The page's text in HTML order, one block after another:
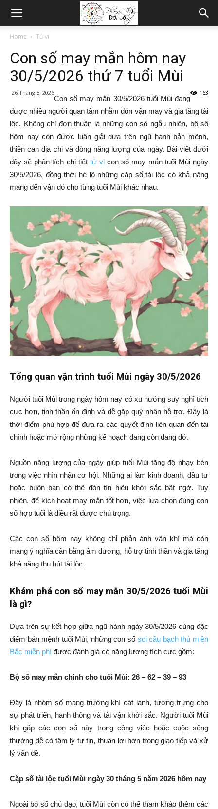
Home Tử vi
Con số may mắn hôm nay
30/5/2026 thứ 7 tuổi Mùi
26 Tháng 5, 2026 163
Con số may mắn 30/5/2026 tuổi Mùi đang
được nhiều người quan tâm nhằm đón vận may và gia tăng tài
lộc. Không chỉ đơn thuần là những con số ngẫu nhiên, bộ số
hôm nay còn được luận giải dựa trên ngũ hành bản mệnh,
thiên can địa chi và dòng năng lượng của ngày. Bài viết dưới
đây sẽ phân tích chi tiết tử vi con số may mắn tuổi Mùi ngày
30/5/2026, đồng thời hé lộ những cặp số tài lộc có khả năng
mang đến vận đỏ cho từng tuổi Mùi khác nhau.
Tổng quan vận trình tuổi Mùi ngày 30/5/2026
Người tuổi Mùi trong ngày hôm nay có xu hướng suy nghĩ tích
cực hơn, tinh thần ổn định và dễ gặp quý nhân hỗ trợ. Đây là
thời điểm phù hợp để đưa ra các quyết định liên quan đến tài
chính hoặc mở rộng những kế hoạch đang còn dang dở.
Nguồn năng lượng của ngày giúp tuổi Mùi tăng độ nhạy bén
trong việc nhìn nhận cơ hội. Những ai làm kinh doanh, đầu tư
hoặc buôn bán có thể đón tín hiệu khởi sắc bất ngờ. Tuy
nhiên, để kích hoạt may mắn tốt hơn, việc lựa chọn đúng con
số hợp tuổi là điều rất được chú trọng.
Các con số hôm nay không chỉ phản ánh vận khí mà còn
mang ý nghĩa cân bằng âm dương, hỗ trợ tinh thần và gia tăng
khả năng thu hút tài lộc.
Khám phá con số may mắn 30/5/2026 tuổi Mùi
là gì?
Dựa trên sự kết hợp giữa ngũ hành ngày 30/5/2026 cùng đặc
điểm bản mệnh tuổi Mùi, những con số soi cầu bạch thủ miền
Bắc miễn phí được đánh giá có năng lượng tích cực gồm:
Bộ số may mắn chính cho tuổi Mùi: 26 – 62 – 39 – 93
Đây là nhóm số mang trường khí cát lành, tượng trưng cho
sự phát triển, hanh thông và tài vận khởi sắc. Người tuổi Mùi
khi gặp các con số này trong công việc hoặc cuộc sống
thường dễ có tâm lý tự tin, thuận lợi hơn trong giao tiếp và xử
lý vấn đề.
Cặp số tài lộc tuổi Mùi ngày 30 tháng 5 năm 2026 hôm nay
Ngoài bộ số chủ đạo, tuổi Mùi còn có thể tham khảo thêm các